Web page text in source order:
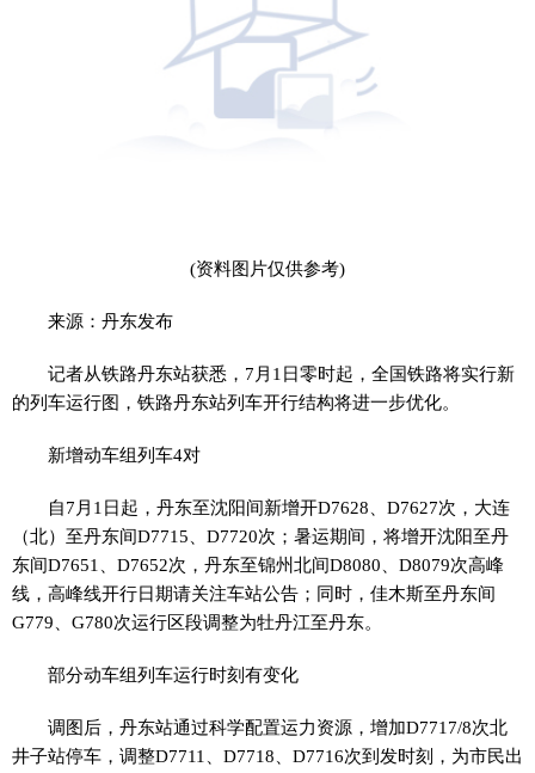
(资料图片仅供参考)
来源：丹东发布
记者从铁路丹东站获悉，7月1日零时起，全国铁路将实行新
的列车运行图，铁路丹东站列车开行结构将进一步优化。
新增动车组列车4对
自7月1日起，丹东至沈阳间新增开D7628、D7627次，大连
（北）至丹东间D7715、D7720次；暑运期间，将增开沈阳至丹
东间D7651、D7652次，丹东至锦州北间D8080、D8079次高峰
线，高峰线开行日期请关注车站公告；同时，佳木斯至丹东间
G779、G780次运行区段调整为牡丹江至丹东。
部分动车组列车运行时刻有变化
调图后，丹东站通过科学配置运力资源，增加D7717/8次北
井子站停车，调整D7711、D7718、D7716次到发时刻，为市民出